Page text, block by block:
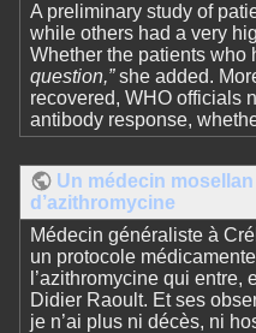
A preliminary study of
while others had a very
Whether the patients
question,”she added.
recovered, WHO officials
antibody response,
Un médecin
d’azithromycine
Médecin généraliste à
un protocole
l’azithromycine qui
Didier Raoult. Et ses
je n’ai plus ni décès, ni